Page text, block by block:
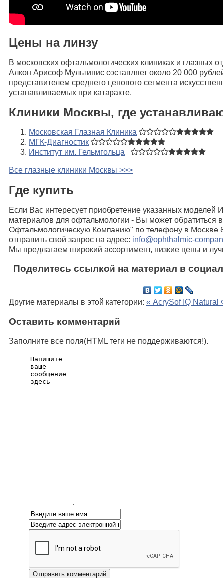
Цены на линзу
В московских офтальмологических клиниках и глазных
Алкон Арисоф Мультипис составляет около 20 000
представителем среднего ценового сегмента
устанавливаемых при катаракте.
Клиники Москвы, где
Московская Глазная Клиника
МГК-Диагностик
Институт им. Гельмгольца
Все глазные клиники Москвы >>>
Где купить
Если Вас интересует приобретение указанных моделей
материалов для офтальмологии - Вы может обратиться
Офтальмологическую Компанию" по телефону в Москве
отправить свой запрос на адрес: info@ophthalmic-
Мы предлагаем широкий ассортимент, низкие цены и
Поделитесь ссылкой на материал в
Другие материалы в этой категории: « AcrySof IQ Natural
Оставить комментарий
Заполните все поля(HTML теги не поддерживаются!).